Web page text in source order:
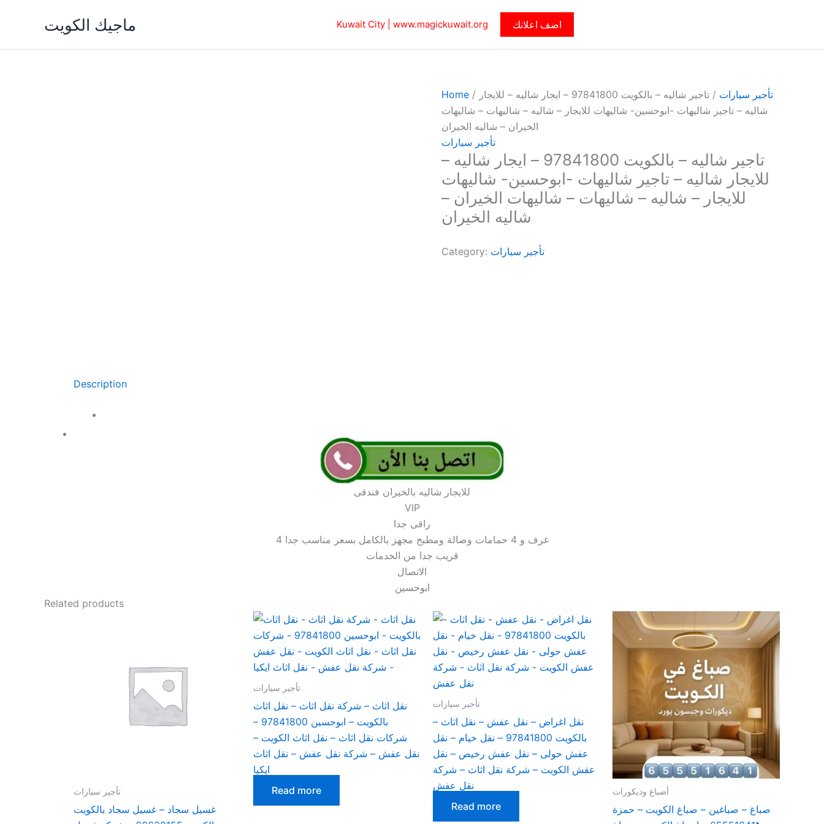
ماجيك الكويت Kuwait City | www.magickuwait.org اضف اعلانك
Home / تأجير سيارات
/ تاجير شاليه – بالكويت 97841800 – ايجار شاليه – للايجار
شاليه – تاجير شاليهات -ابوحسين- شاليهات للايجار – شاليه – شاليهات – شاليهات
الخيران – شاليه الخيران
تأجير سيارات
تاجير شاليه – بالكويت 97841800 – ايجار شاليه –
للايجار شاليه – تاجير شاليهات -ابوحسين- شاليهات
للايجار – شاليه – شاليهات – شاليهات الخيران –
شاليه الخيران
Category: تأجير سيارات
Description
للايجار شاليه بالخيران فندقى
VIP
راقى جدا
4 غرف و 4 حمامات وصالة ومطبخ مجهز بالكامل بسعر مناسب جدا
قريب جدا من الخدمات
الاتصال
ابوحسين
Related products
تأجير سيارات
غسيل سجاد – غسيل سجاد بالكويت
تأجير سيارات
نقل اثاث – شركة نقل اثاث – نقل اثاث
بالكويت – ابوحسين 97841800 –
شركات نقل اثاث – نقل اثاث الكويت –
نقل عفش – شركة نقل عفش – نقل اثاث
ايكيا
Read more
تأجير سيارات
نقل اغراض – نقل عفش – نقل اثاث –
بالكويت 97841800 – نقل خيام – نقل
عفش حولى – نقل عفش رخيص – نقل
عفش الكويت – شركة نقل اثاث – شركة
نقل عفش
Read more
أصباغ وديكورات
صباغ – صباغين – صباغ الكويت – حمزة